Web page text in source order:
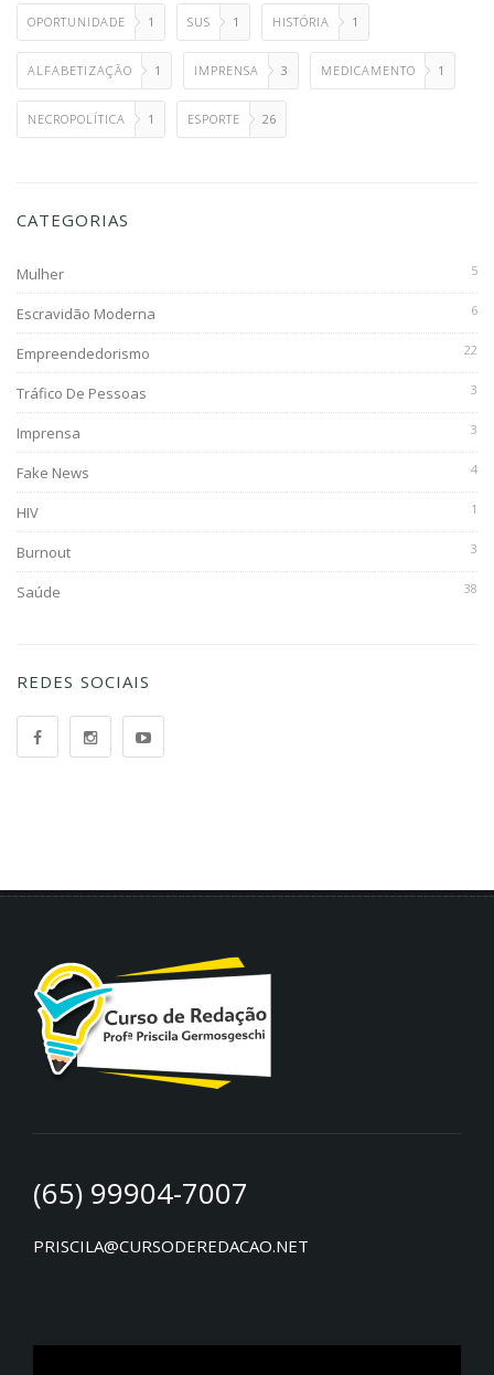
OPORTUNIDADE 1 SUS 1 HISTÓRIA 1
ALFABETIZAÇÃO 1 IMPRENSA 3 MEDICAMENTO 1
NECROPOLÍTICA 1 ESPORTE 26
CATEGORIAS
Mulher 5
Escravidão Moderna 6
Empreendedorismo 22
Tráfico De Pessoas 3
Imprensa 3
Fake News 4
HIV 1
Burnout 3
Saúde 38
REDES SOCIAIS
(65) 99904-7007
PRISCILA@CURSODEREDACAO.NET